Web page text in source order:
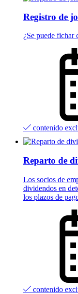
Registro de
¿Se puede fichar
contenido
Reparto de
Los socios de
dividendos en
los plazos de
contenido